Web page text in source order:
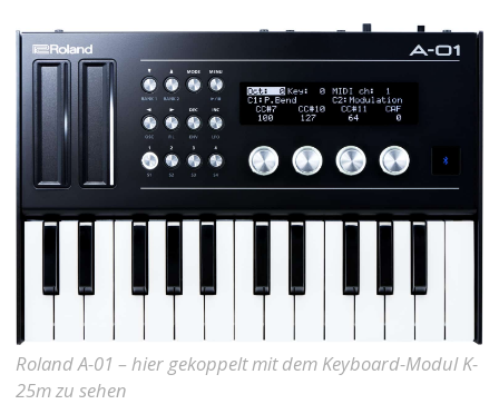
Roland A-01 – hier gekoppelt mit dem Keyboard-Modul K-
25m zu sehen